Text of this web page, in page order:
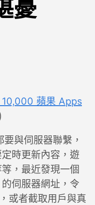
憂
10,000 蘋果 Apps
與伺服器聯繫，
時更新內容，遊
，最近發現一個
伺服器網址，令
或者截取用戶與真